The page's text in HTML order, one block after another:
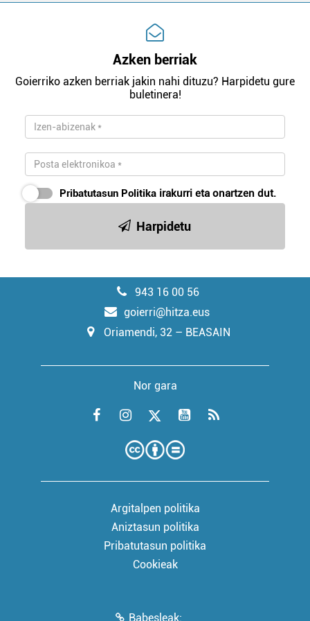
Azken berriak
Goierriko azken berriak jakin nahi dituzu? Harpidetu gure
buletinera!
Pribatutasun Politika irakurri eta onartzen dut.
Harpidetu
943 16 00 56
goierri@hitza.eus
Oriamendi, 32 – BEASAIN
Nor gara
Argitalpen politika
Aniztasun politika
Pribatutasun politika
Cookieak
Babesleak: